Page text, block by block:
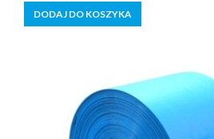
DODAJ DO KOSZYKA